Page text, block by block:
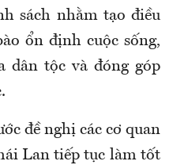
sách nhằm tạo điều
ổn định cuộc sống,
dân tộc và đóng góp
đề nghị các cơ quan
Lan tiếp tục làm tốt